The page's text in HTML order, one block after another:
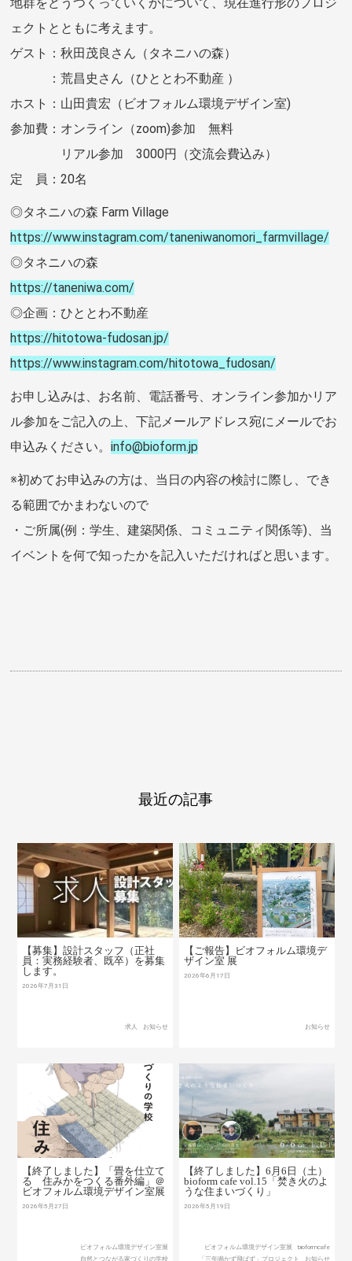
ェクトとともに考えます。
ゲスト：秋田茂良さん（タネニハの森）
：荒昌史さん（ひととわ不動産 ）
ホスト：山田貴宏（ビオフォルム環境デザイン室)
参加費：オンライン（zoom)参加 無料
リアル参加 3000円（交流会費込み）
定 員：20名
◎タネニハの森 Farm Village
https://www.instagram.com/taneniwanomori_farmvillage/
◎タネニハの森
https://taneniwa.com/
◎企画：ひととわ不動産
https://hitotowa-fudosan.jp/
https://www.instagram.com/hitotowa_fudosan/
お申し込みは、お名前、電話番号、オンライン参加かリア
ル参加をご記入の上、下記メールアドレス宛にメールでお
申込みください。info@bioform.jp
※初めてお申込みの方は、当日の内容の検討に際し、でき
る範囲でかまわないので
・ご所属(例：学生、建築関係、コミュニティ関係等)、当
イベントを何で知ったかを記入いただければと思います。
最近の記事
【募集】設計スタッフ（正社
員：実務経験者、既卒）を募集
します。
2026年7月31日
求人 お知らせ
【ご報告】ビオフォルム環境デ
ザイン室 展
2026年6月17日
お知らせ
【終了しました】「畳を仕立て
る 住みかをつくる番外編」＠
ビオフォルム環境デザイン室展
2026年5月27日
ビオフォルム環境デザイン室展
自然とつながる家づくりの学校
【終了しました】6月6日（土）
bioform cafe vol.15「焚き火のよ
うな住まいづくり」
2026年5月19日
ビオフォルム環境デザイン室展
bioformcafe
「三年鳴かず飛ばず」プロジェクト
お知らせ